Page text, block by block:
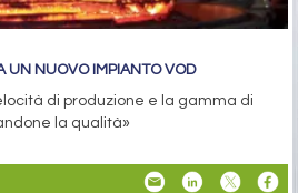
UN NUOVO IMPIANTO VOD
di produzione e la gamma di
la qualità»